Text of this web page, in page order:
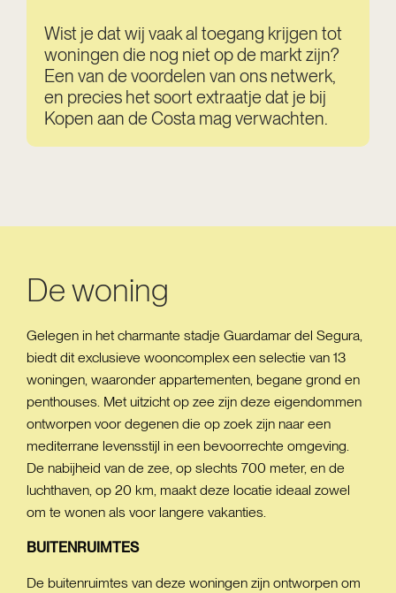
Wist je dat wij vaak al toegang krijgen tot
woningen die nog niet op de markt zijn?
Een van de voordelen van ons netwerk,
en precies het soort extraatje dat je bij
Kopen aan de Costa mag verwachten.
De woning
Gelegen in het charmante stadje Guardamar del Segura,
biedt dit exclusieve wooncomplex een selectie van 13
woningen, waaronder appartementen, begane grond en
penthouses. Met uitzicht op zee zijn deze eigendommen
ontworpen voor degenen die op zoek zijn naar een
mediterrane levensstijl in een bevoorrechte omgeving.
De nabijheid van de zee, op slechts 700 meter, en de
luchthaven, op 20 km, maakt deze locatie ideaal zowel
om te wonen als voor langere vakanties.
BUITENRUIMTES
De buitenruimtes van deze woningen zijn ontworpen om